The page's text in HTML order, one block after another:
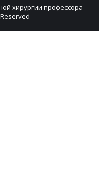
хирургии профессора